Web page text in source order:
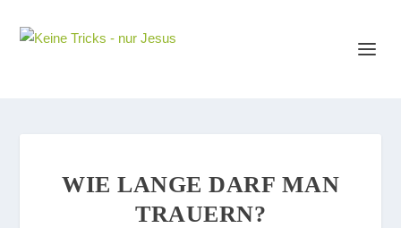
WIE LANGE DARF MAN
TRAUERN?